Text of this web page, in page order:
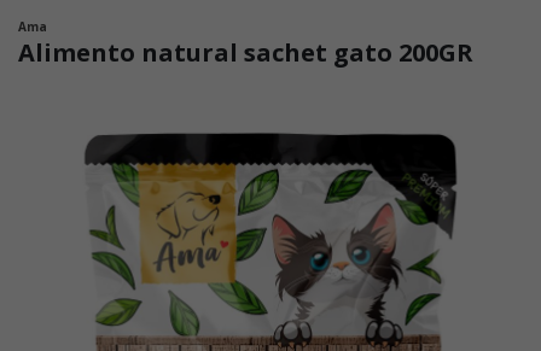
Ama
Alimento natural sachet gato 200GR